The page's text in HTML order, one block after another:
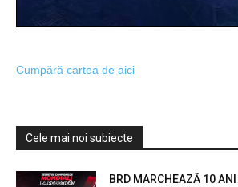
Cumpără cartea de aici
Cele mai noi subiecte
BRD MARCHEAZĂ 10 ANI